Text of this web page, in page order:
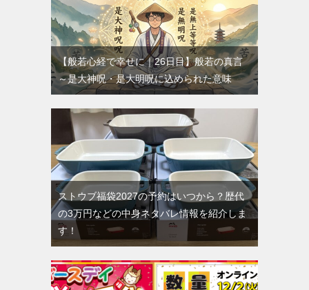
【般若心経で幸せに｜26日目】般若の真言
～是大神呪・是大明呪に込められた意味
ストウブ福袋2027の予約はいつから？歴代
の3万円などの中身ネタバレ情報を紹介しま
す！